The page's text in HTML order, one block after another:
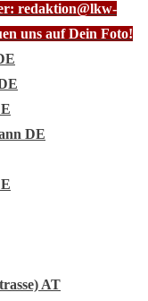
redaktion@lkw-
uns auf Dein Foto!
DE
AT